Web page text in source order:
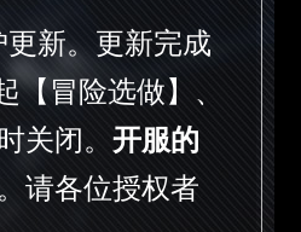
新。更新完成
冒险选做】、
关闭。 开服的
请各位授权者